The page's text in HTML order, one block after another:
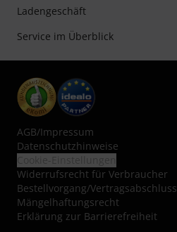
Ladengeschäft
Service im Überblick
AGB/Impressum
Datenschutzhinweise
Widerrufsrecht für Verbraucher
Bestellvorgang/Vertragsabschluss
Mängelhaftungsrecht
Erklärung zur Barrierefreiheit